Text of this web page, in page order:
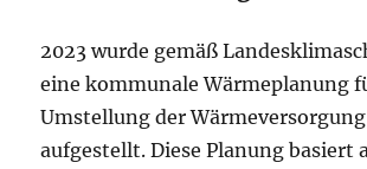
2023 wurde gemäß
eine kommunale Wärmeplanung
Umstellung der Wärmeversorgung
aufgestellt. Diese Planung basiert